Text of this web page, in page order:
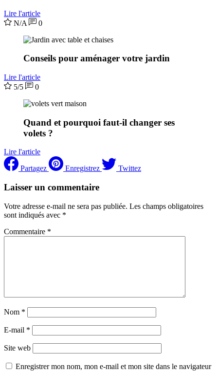
Lire l'article
N/A
0
Conseils pour aménager votre jardin
Lire l'article
5/5
0
Quand et pourquoi faut-il changer ses
volets ?
Lire l'article
Partagez
Enregistrez Twittez
Laisser un commentaire
Votre adresse e-mail ne sera pas publiée. Les champs obligatoires
sont indiqués avec *
Commentaire *
Nom *
E-mail *
Site web
Enregistrer mon nom, mon e-mail et mon site dans le navigateur